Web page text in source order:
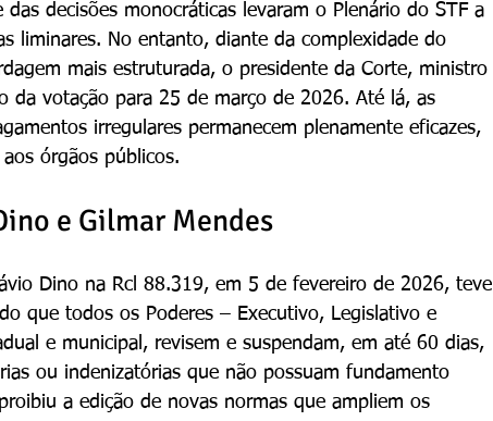
decisões monocráticas levaram o Plenário do STF a
liminares. No entanto, diante da complexidade do
mais estruturada, o presidente da Corte, ministro
da votação para 25 de março de 2026. Até lá, as
irregulares permanecem plenamente eficazes,
órgãos públicos.
e Gilmar Mendes
Dino na Rcl 88.319, em 5 de fevereiro de 2026, teve
que todos os Poderes – Executivo, Legislativo e
e municipal, revisem e suspendam, em até 60 dias,
ou indenizatórias que não possuam fundamento
a edição de novas normas que ampliem os